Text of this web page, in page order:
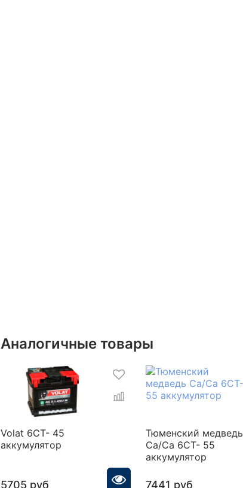
Аналогичные товары
Volat 6CT- 45
аккумулятор
5705 руб
Тюменский медведь
Ca/Ca 6CT- 55
аккумулятор
7441 руб